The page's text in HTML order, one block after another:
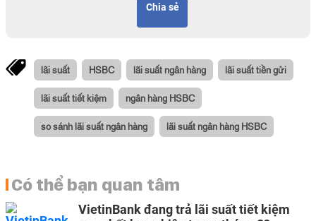
Chia sẻ
lãi suất HSBC lãi suất ngân hàng lãi suất tiền gửi
lãi suất tiết kiệm ngân hàng HSBC
so sánh lãi suất ngân hàng lãi suất ngân hàng HSBC
Có thể bạn quan tâm
VietinBank đang trả lãi suất tiết kiệm